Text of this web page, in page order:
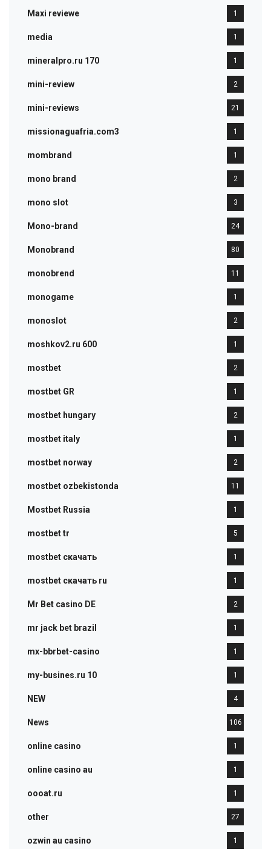
Maxi reviewe 1
media 1
mineralpro.ru 170 1
mini-review 2
mini-reviews 21
missionaguafria.com3 1
mombrand 1
mono brand 2
mono slot 3
Mono-brand 24
Monobrand 80
monobrend 11
monogame 1
monoslot 2
moshkov2.ru 600 1
mostbet 2
mostbet GR 1
mostbet hungary 2
mostbet italy 1
mostbet norway 2
mostbet ozbekistonda 11
Mostbet Russia 1
mostbet tr 5
mostbet скачать 1
mostbet скачать ru 1
Mr Bet casino DE 2
mr jack bet brazil 1
mx-bbrbet-casino 1
my-busines.ru 10 1
NEW 4
News 106
online casino 1
online casino au 1
oooat.ru 1
other 27
ozwin au casino 1